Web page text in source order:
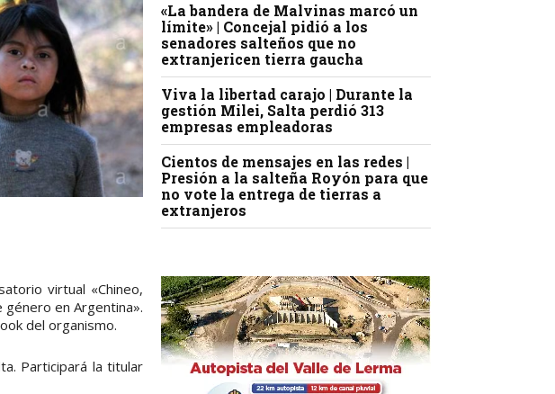
virtual «Chineo,
en Argentina».
del organismo.
Participará la titular
«La bandera de Malvinas marcó un
límite» | Concejal pidió a los
senadores salteños que no
extranjericen tierra gaucha
Viva la libertad carajo | Durante la
gestión Milei, Salta perdió 313
empresas empleadoras
Cientos de mensajes en las redes |
Presión a la salteña Royón para que
no vote la entrega de tierras a
extranjeros